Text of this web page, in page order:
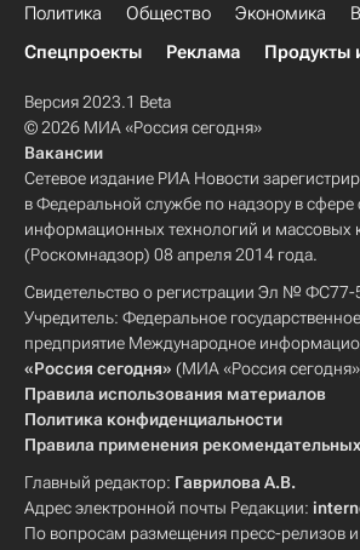
Политика Общество Экономика
Спецпроекты
Реклама Продукты
Версия 2023.1 Beta
© 2026 МИА «Россия сегодня»
Вакансии
Сетевое издание РИА Новости
в Федеральной службе по надзору в сфере
информационных технологий и массовых
(Роскомнадзор) 08 апреля 2014 года.
Свидетельство о регистрации Эл № ФС77-
Учредитель: Федеральное
предприятие Международное
«Россия сегодня» (МИА «Россия
Правила использования материалов
Политика конфиденциальности
Правила применения
Главный редактор: Гаврилова А.В.
Адрес электронной почты Редакции:
По вопросам размещения пресс-релизов